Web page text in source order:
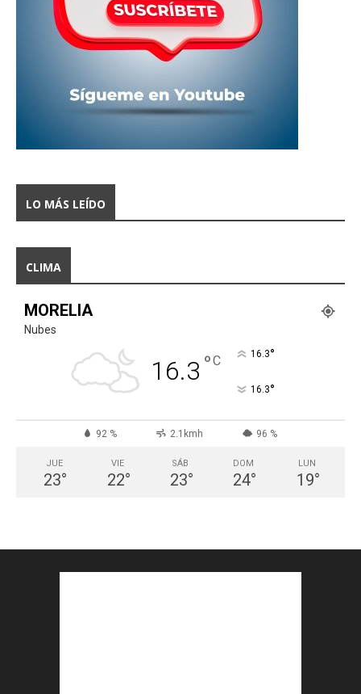
LO MÁS LEÍDO
CLIMA
MORELIA
Nubes
16.3 °C 16.3°
16.3°
92 % 2.1kmh 96 %
JUE
23°
VIE
22°
SÁB
23°
DOM
24°
LUN
19°